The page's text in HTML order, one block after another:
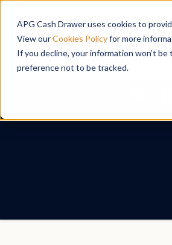
APG Cash Drawer uses cookies to
View ourCookies Policyfor more
If you decline, your information won’t
preference not to be tracked.